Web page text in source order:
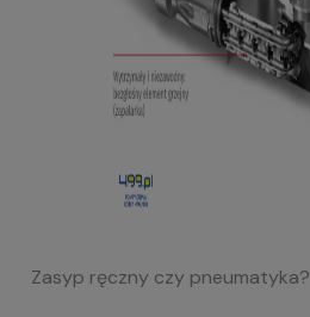
Zasyp ręczny czy pneumatyka?